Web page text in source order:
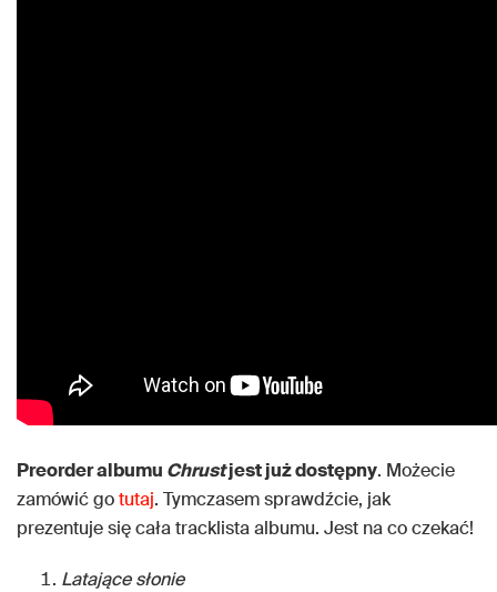
Preorder albumu Chrustjest już dostępny. Możecie
zamówić gotutaj. Tymczasem sprawdźcie, jak
prezentuje się cała tracklista albumu. Jest na co czekać!
Latające słonie